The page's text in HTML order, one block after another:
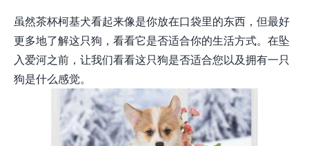
虽然茶杯柯基犬看起来像是你放在口袋里的东西，但最好
更多地了解这只狗，看看它是否适合你的生活方式。在坠
入爱河之前，让我们看看这只狗是否适合您以及拥有一只
狗是什么感觉。